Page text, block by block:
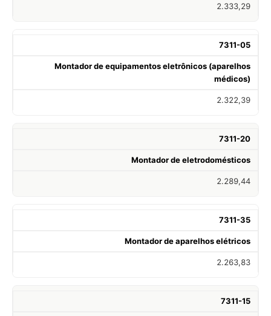
2.333,29
7311-05
Montador de equipamentos eletrônicos (aparelhos
médicos)
2.322,39
7311-20
Montador de eletrodomésticos
2.289,44
7311-35
Montador de aparelhos elétricos
2.263,83
7311-15